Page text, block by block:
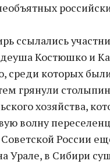
ссылались
Костюшко и
среди которых
грянули
хозяйства,
волну
России
Урале, в Сибири